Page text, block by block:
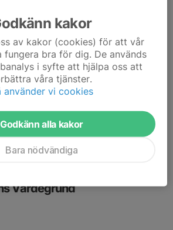
Värdegrund
kakor
av kakor (cookies) för att vår
fungera bra för dig. De används
i syfte att hjälpa oss att
våra tjänster.
använder vi cookies
Godkänn alla kakor
Bara nödvändiga